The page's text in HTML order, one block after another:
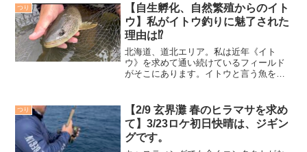
も嬉しいお言葉。...
つり
【自生孵化、自然繁殖からのイト
ウ】私がイトウ釣りに魅了された
理由は⁉️
北海道、道北エリア。私は近年《イト
ウ》を求めて通い続けているフィールド
がそこにあります。イトウと言う魚を知
方々ならよくわかってる話だと思います
が、平成、令和と時代が進む事...
つり
【2/9 玄界灘 春のヒラマサを求め
て】3/23ロケ初日快晴は、ジギン
グです。